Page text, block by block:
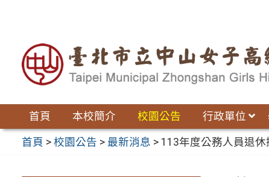
首頁 本校簡介 校園公告 行政單位
首頁 >校園公告 > 最新消息 > 113年度公務人員退